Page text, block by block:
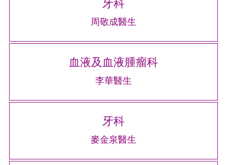
牙科
周敬成醫生
血液及血液腫瘤科
李華醫生
牙科
麥金泉醫生